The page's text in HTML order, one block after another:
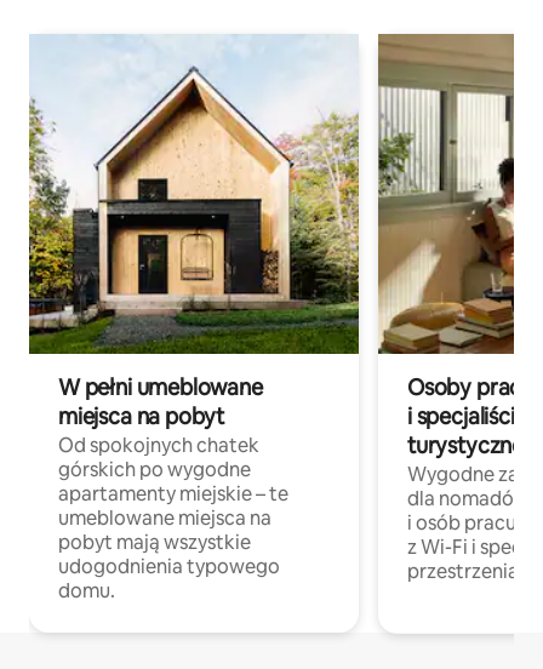
W pełni umeblowane
miejsca na pobyt
Od spokojnych chatek
górskich po wygodne
apartamenty miejskie – te
umeblowane miejsca na
pobyt mają wszystkie
udogodnienia typowego
domu.
Osoby
i specjaliści z
turystycznej
Wygodne
dla nomadów
i osób
z Wi-Fi i
przestrzenią